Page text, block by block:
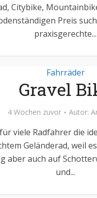
Citybike,
Preis
praxisgerechte...
Fahrräder
Gravel
4 Wochen zuvor Autor:
viele Radfahrer die
Geländerad, weil
aber auch auf
und...